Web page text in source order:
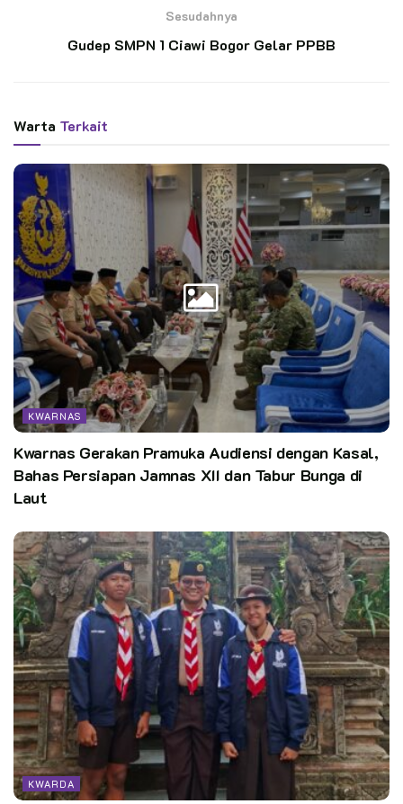
BACA JUGA
Dua Penggalang Garuda SMP Widya Sakti
Denpasar Siap Unjuk Gigi di Jamnas XII
Cibubur
Dalam sambutan penutupannya, Kak Sigit menyampaikan
selamat kepada para pelatih baru yang telah lulus dari KPL
Kwarnas 2024. Pihaknya menekankan bahwa seorang pelatih
harus siap untuk mengabdi sesuai dengan falsafah logo
Pusdiklat.
Salah satu falsafah logo disebutkan bahwa pendidikan dan
pengabdian adalah ibarat darah dalam tubuh Gerakan Pramuka.
mengalirkan darah itu keseluruh tubuh gerakan pramuka.
“Pengaturan darah itu melewati saluran pembuluh darah keluar
dan pembuluh darah masuk, yaitu pembina pramuka dan
pembantu pembina pramuka,” demikian diuraikan.
Dalam logo Pusdiklat, bagian tengah yang merupakan pusat
daya gerak jantung dilukiskan dalam bintang bersudut lima
yang melambangkan sila Ketuhanan Yang Maha Esa, dalam
pancasila.
Sesudahnya
Gudep SMPN 1 Ciawi Bogor Gelar PPBB
Warta Terkait
KWARNAS
Kwarnas Gerakan Pramuka Audiensi dengan Kasal,
Bahas Persiapan Jamnas XII dan Tabur Bunga di
Laut
KWARDA